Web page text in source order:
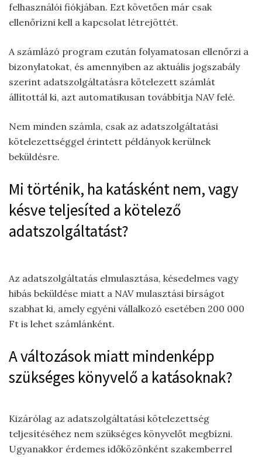
felhasználói fiókjában. Ezt követően már csak
ellenőrizni kell a kapcsolat létrejöttét.
A számlázó program ezután folyamatosan ellenőrzi a
bizonylatokat, és amennyiben az aktuális jogszabály
szerint adatszolgáltatásra kötelezett számlát
állítottál ki, azt automatikusan továbbítja NAV felé.
Nem minden számla, csak az adatszolgáltatási
kötelezettséggel érintett példányok kerülnek
beküldésre.
Mi történik, ha katásként nem, vagy
késve teljesíted a kötelező
adatszolgáltatást?
Az adatszolgáltatás elmulasztása, késedelmes vagy
hibás beküldése miatt a NAV mulasztási bírságot
szabhat ki, amely egyéni vállalkozó esetében 200 000
Ft is lehet számlánként.
A változások miatt mindenképp
szükséges könyvelő a katásoknak?
Kizárólag az adatszolgáltatási kötelezettség
teljesítéséhez nem szükséges könyvelőt megbízni.
Ugyanakkor érdemes időközönként szakemberrel